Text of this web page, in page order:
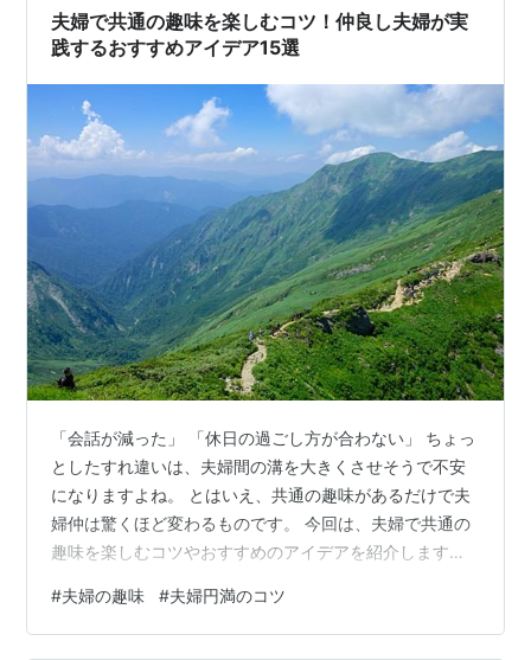
ろや感想…
夫婦で共通の趣味を楽しむコツ！仲良し夫婦が実
践するおすすめアイデア15選
「会話が減った」 「休日の過ごし方が合わない」 ちょっ
としたすれ違いは、夫婦間の溝を大きくさせそうで不安
になりますよね。 とはいえ、共通の趣味があるだけで夫
婦仲は驚くほど変わるものです。 今回は、夫婦で共通の
趣味を楽しむコツやおすすめのアイデアを紹介します。
参考にしてみてくださいね。 夫婦で共通の趣味を持つ
と、なぜ仲良くなれる？ 夫婦共通の趣味には、次のよう
#夫婦の趣味 #夫婦円満のコツ